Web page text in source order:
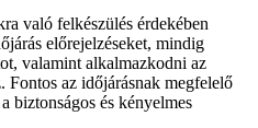
való felkészülés érdekében
előrejelzéseket, mindig
valamint alkalmazkodni az
az időjárásnak megfelelő
biztonságos és kényelmes